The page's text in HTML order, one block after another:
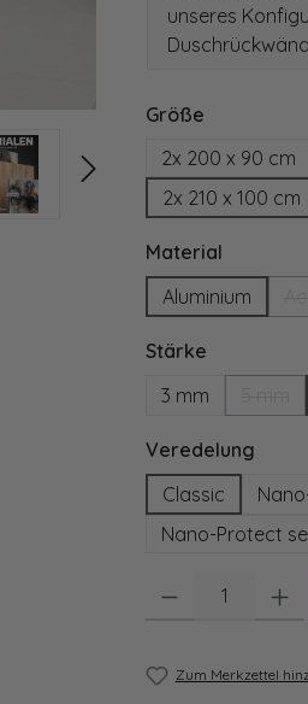
unseres
Größeauswählen
2x 200 x 90 cm
2x 210 x 100 cm
Material
Aluminium
Stärkeauswählen
3 mm
Veredelung
Classic
Nano-Protect
Produkt Anzahl:
Zum Merkzettel